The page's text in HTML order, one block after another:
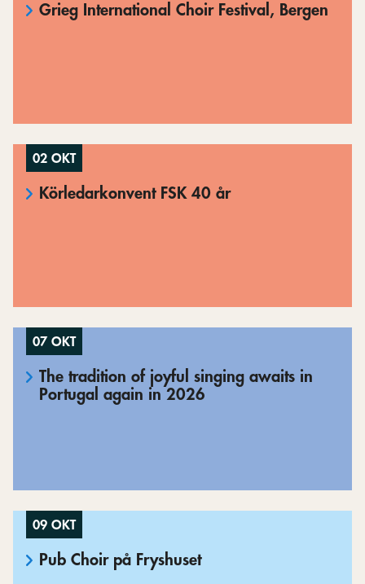
Grieg International Choir Festival, Bergen
02 OKT
Körledarkonvent FSK 40 år
07 OKT
The tradition of joyful singing awaits in
Portugal again in 2026
09 OKT
Pub Choir på Fryshuset